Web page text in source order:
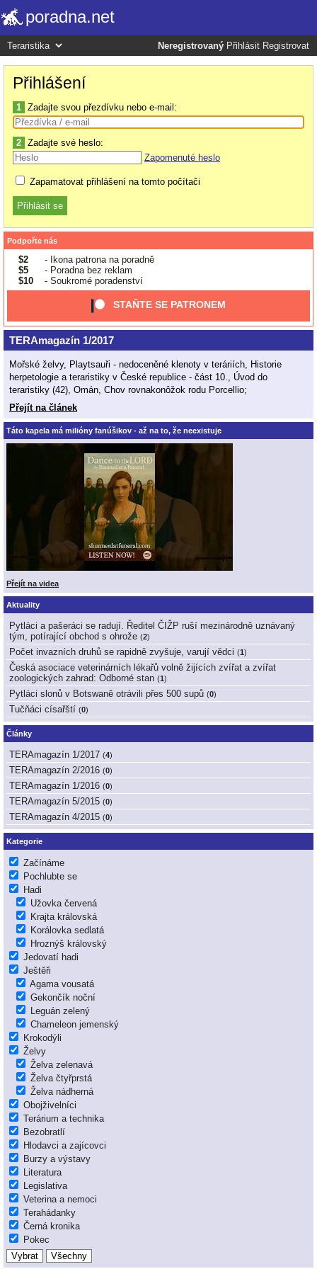
poradna.net
Neregistrovaný Přihlásit Registrovat
Přihlášení
1 Zadajte svou přezdívku nebo e-mail:
2 Zadajte své heslo:
Zapomenuté heslo
Zapamatovat přihlášení na tomto počítači
Podpořte nás
$2
- Ikona patrona na poradně
$5
- Poradna bez reklam
$10
- Soukromé poradenství
STAŇTE SE PATRONEM
TERAmagazín 1/2017
Mořské želvy, Playtsauři - nedoceněné klenoty v teráriích, Historie
herpetologie a teraristiky v České republice - část 10., Úvod do
teraristiky (42), Omán, Chov rovnakonôžok rodu Porcellio;
Přejít na článek
Táto kapela má milióny fanúšikov - až na to, že neexistuje
Přejít na videa
Aktuality
Pytláci a pašeráci se radují. Ředitel ČIŽP ruší mezinárodně uznávaný
tým, potírající obchod s ohrože (2)
Počet invazních druhů se rapidně zvyšuje, varují vědci (1)
Česká asociace veterinárních lékařů volně žijících zvířat a zvířat
zoologických zahrad: Odborné stan (1)
Pytláci slonů v Botswaně otrávili přes 500 supů (0)
Tučňáci císařští (0)
Články
TERAmagazín 1/2017 (4)
TERAmagazín 2/2016 (0)
TERAmagazín 1/2016 (0)
TERAmagazín 5/2015 (0)
TERAmagazín 4/2015 (0)
Kategorie
Začínáme
Pochlubte se
Hadi
Užovka červená
Krajta královská
Korálovka sedlatá
Hroznýš královský
Jedovatí hadi
Ještěři
Agama vousatá
Gekončík noční
Leguán zelený
Chameleon jemenský
Krokodýli
Želvy
Želva zelenavá
Želva čtyřprstá
Želva nádherná
Obojživelníci
Terárium a technika
Bezobratlí
Hlodavci a zajícovci
Burzy a výstavy
Literatura
Legislativa
Veterina a nemoci
Terahádanky
Černá kronika
Pokec